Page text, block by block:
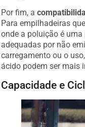
Por fim, a
Para empilhadeiras
onde a poluição é
adequadas por não
carregamento ou o
ácido podem ser mais
Capacidade e